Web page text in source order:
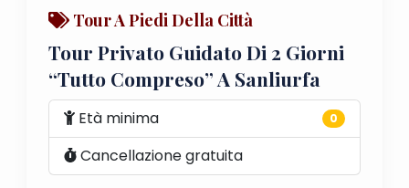
Tour A Piedi Della Città
Tour Privato Guidato Di 2 Giorni
“tutto Compreso” A Sanliurfa
Età minima 0
Cancellazione gratuita